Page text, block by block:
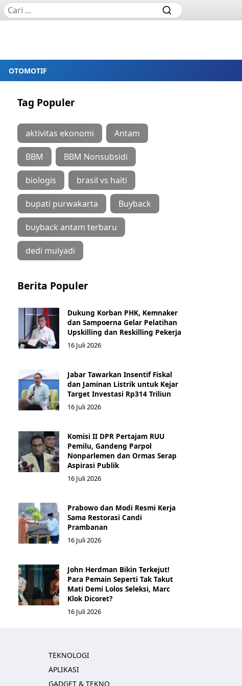
OTOMOTIF
Tag Populer
aktivitas ekonomi Antam
BBM BBM Nonsubsidi
biologis brasil vs haiti
bupati purwakarta Buyback
buyback antam terbaru
dedi mulyadi
Berita Populer
Dukung Korban PHK, Kemnaker
dan Sampoerna Gelar Pelatihan
Upskilling dan Reskilling Pekerja
16 Juli 2026
Jabar Tawarkan Insentif Fiskal
dan Jaminan Listrik untuk Kejar
Target Investasi Rp314 Triliun
16 Juli 2026
Komisi II DPR Pertajam RUU
Pemilu, Gandeng Parpol
Nonparlemen dan Ormas Serap
Aspirasi Publik
16 Juli 2026
Prabowo dan Modi Resmi Kerja
Sama Restorasi Candi
Prambanan
16 Juli 2026
John Herdman Bikin Terkejut!
Para Pemain Seperti Tak Takut
Mati Demi Lolos Seleksi, Marc
Klok Dicoret?
16 Juli 2026
TEKNOLOGI
APLIKASI
GADGET & TEKNO